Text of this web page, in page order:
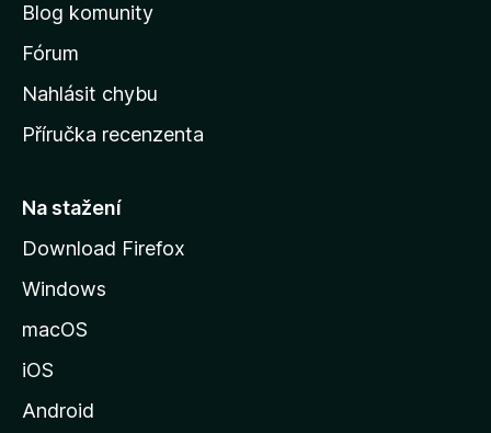
v
s
k
u
t
á
n
M
o
Blog komunity
Fórum
Nahlásit chybu
Příručka recenzenta
Na stažení
Download Firefox
Windows
macOS
iOS
Android